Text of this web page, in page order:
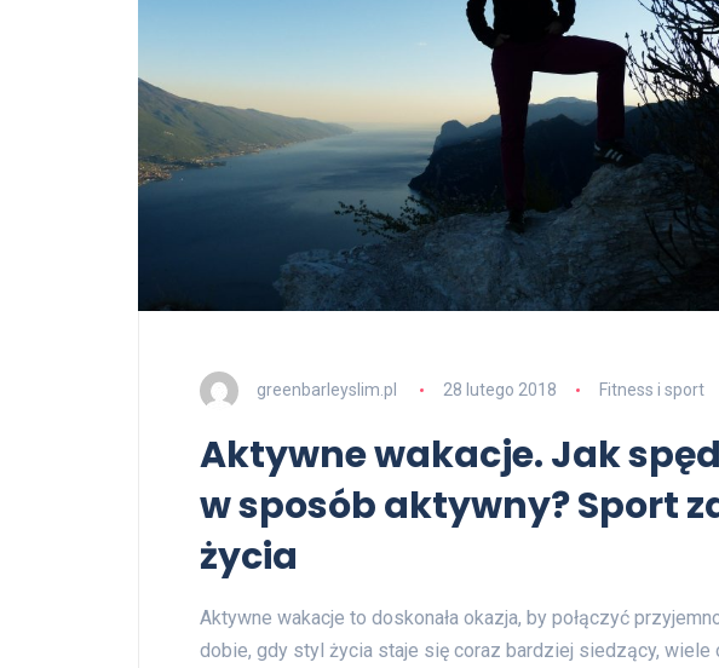
greenbarleyslim.pl 28 lutego 2018 Fitness i sport
Aktywne wakacje. Jak
w sposób aktywny? Sport
życia
Aktywne wakacje to doskonała okazja, by połączyć
dobie, gdy styl życia staje się coraz bardziej siedzący,